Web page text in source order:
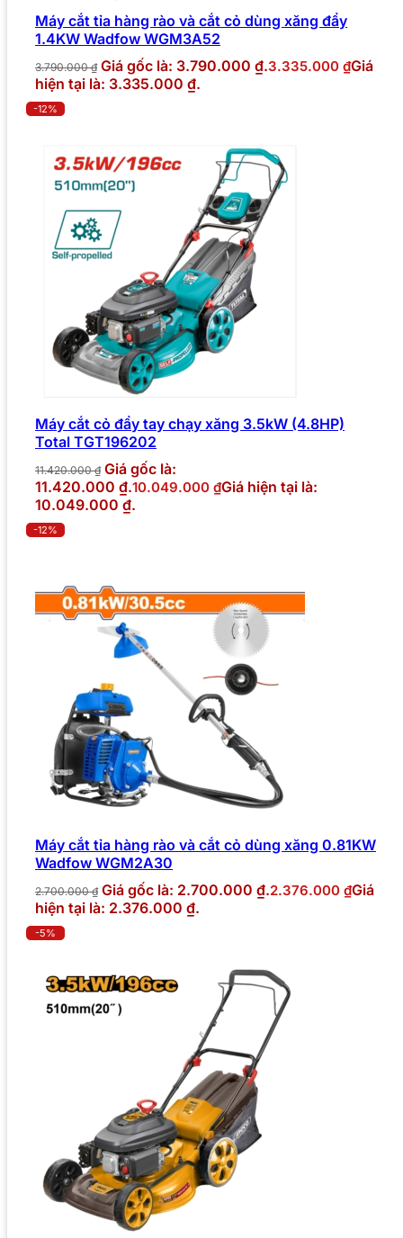
Máy cắt tỉa hàng rào và cắt cỏ dùng xăng đẩy
1.4KW Wadfow WGM3A52
3.790.000₫ Giá gốc là: 3.790.000 ₫.3.335.000 ₫Giá
hiện tại là: 3.335.000 ₫.
-12%
Máy cắt cỏ đẩy tay chạy xăng 3.5kW (4.8HP)
Total TGT196202
11.420.000₫ Giá gốc là:
11.420.000 ₫.10.049.000 ₫Giá hiện tại là:
10.049.000 ₫.
-12%
Máy cắt tỉa hàng rào và cắt cỏ dùng xăng 0.81KW
Wadfow WGM2A30
2.700.000₫ Giá gốc là: 2.700.000 ₫.2.376.000 ₫Giá
hiện tại là: 2.376.000 ₫.
-5%